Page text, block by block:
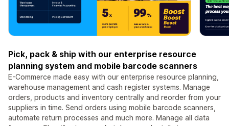
Pick, pack & ship with our enterprise resource
planning system and mobile barcode scanners
E-Commerce made easy with our enterprise resource planning,
warehouse management and cash register systems. Manage
orders, products and inventory centrally and reorder from your
suppliers in time. Send orders using mobile barcode scanners,
automate return processes and much more. Manage all data